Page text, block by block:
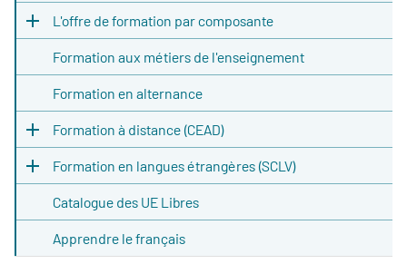
L'offre de formation par composante
Formation aux métiers de l'enseignement
Formation en alternance
Formation à distance (CEAD)
Formation en langues étrangères (SCLV)
Catalogue des UE Libres
Apprendre le français